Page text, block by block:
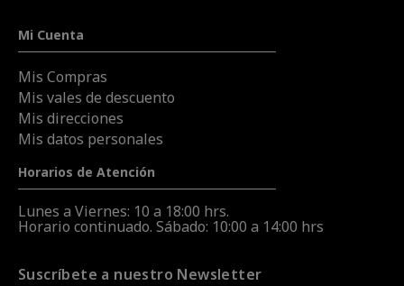
Mi Cuenta
Mis Compras
Mis vales de descuento
Mis direcciones
Mis datos personales
Horarios de Atención
Lunes a Viernes: 10 a 18:00 hrs.
Horario continuado. Sábado: 10:00 a 14:00 hrs
Suscríbete a nuestro Newsletter